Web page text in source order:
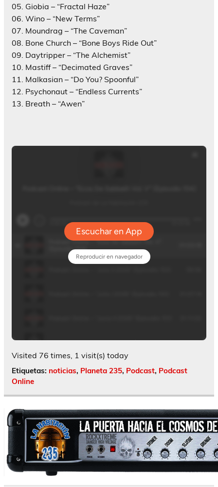
05. Giobia – “Fractal Haze”
06. Wino – “New Terms”
07. Moundrag – “The Caveman”
08. Bone Church – “Bone Boys Ride Out”
09. Daytripper – “The Alchemist”
10. Mastiff – “Decimated Graves”
11. Malkasian – “Do You? Spoonful”
12. Psychonaut – “Endless Currents”
13. Breath – “Awen”
Visited 76 times, 1 visit(s) today
Etiquetas: noticias, Planeta 235, Podcast, Podcast
Online